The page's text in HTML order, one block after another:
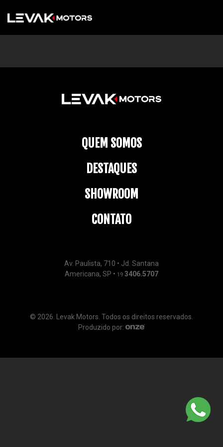
QUEM SOMOS
DESTAQUES
SHOWROOM
CONTATO
Av. Paulista, 710 • Jd. Santana
Americana, SP • 19 3406.5707
© 2026. Levak Motors. Todos os direitos reservados.
Produzido por: